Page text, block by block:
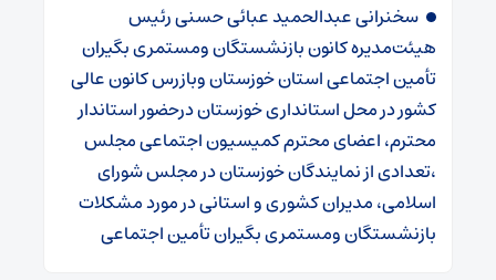
سخنرانی عبدالحمید عبائی حسنی رئیس
هیئت‌مدیره کانون بازنشستگان ومستمری بگیران
تأمین اجتماعی استان خوزستان وبازرس کانون عالی
کشور در محل استانداری خوزستان درحضور استاندار
محترم، اعضای محترم کمیسیون اجتماعی مجلس
،تعدادی از نمایندگان خوزستان در مجلس شورای
اسلامی، مدیران کشوری و استانی در مورد مشکلات
بازنشستگان ومستمری بگیران تأمین اجتماعی